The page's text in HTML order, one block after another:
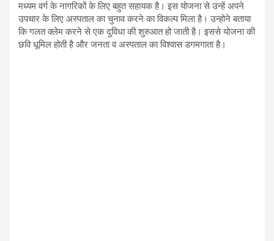
मध्यम वर्ग के नागरिकों के लिए बहुत सहायक है। इस योजना से उन्हें अपने
उपचार के लिए अस्पताल का चुनाव करने का विकल्प मिला है। उन्होने बताया
कि गलत क्लेम करने से एक दुविधा की शुरुआत हो जाती है। इससे योजना की
छवि धूमिल होती है और जनता व अस्पताल का विश्वास डगमगाता है।